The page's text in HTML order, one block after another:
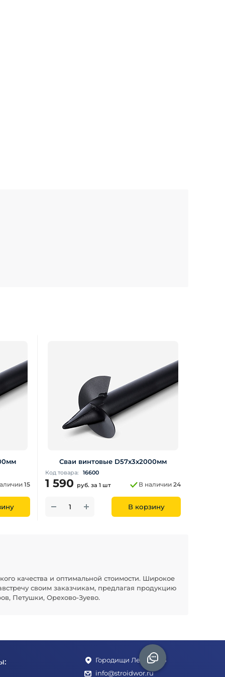
15
Сваи винтовые D57х3х2000мм
Код товара: 16600
1 590 руб. за 1 шт В наличии 24
В корзину
качества и оптимальной стоимости. Широкое
своим заказчикам, предлагая продукцию
Петушки, Орехово-Зуево.
Городищи Ленина 1Б
info@stroidwor.ru